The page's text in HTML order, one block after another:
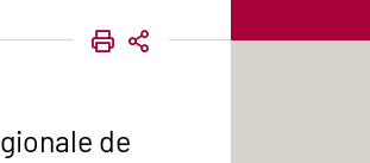
IMPRIMER
PARTAGER
de